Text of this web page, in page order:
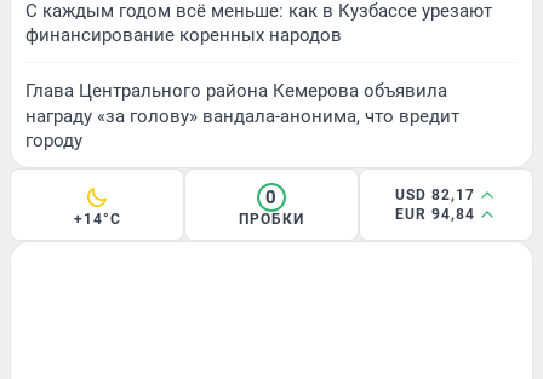
С каждым годом всё меньше: как в Кузбассе урезают
финансирование коренных народов
Глава Центрального района Кемерова объявила
награду «за голову» вандала-анонима, что вредит
городу
+14°C
0
ПРОБКИ
USD 82,17
EUR 94,84